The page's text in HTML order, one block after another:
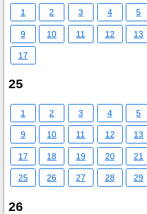
1 2 3 4 5
9 10 11 12 13
17
25
1 2 3 4 5
9 10 11 12 13
17 18 19 20 21
25 26 27 28 29
26